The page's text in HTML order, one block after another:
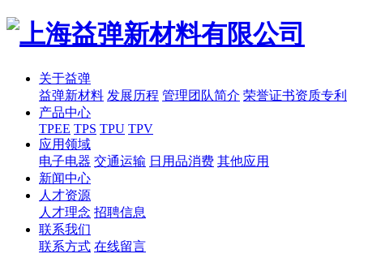
关于益弹
益弹新材料 发展历程 管理团队简介 荣誉证书资质专利
产品中心
TPEE TPS TPU TPV
应用领域
电子电器 交通运输 日用品消费 其他应用
新闻中心
人才资源
人才理念 招聘信息
联系我们
联系方式 在线留言